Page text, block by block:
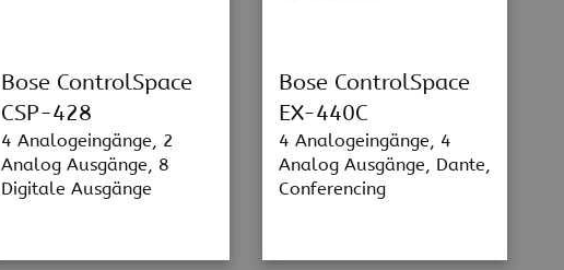
Bose ControlSpace
CSP-428
4 Analogeingänge, 2
Analog Ausgänge, 8
Digitale Ausgänge
Bose ControlSpace
EX-440C
4 Analogeingänge, 4
Analog Ausgänge, Dante,
Conferencing